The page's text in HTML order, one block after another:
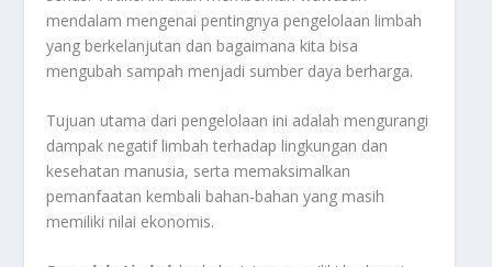
mendalam mengenai pentingnya pengelolaan limbah
yang berkelanjutan dan bagaimana kita bisa
mengubah sampah menjadi sumber daya berharga.
Tujuan utama dari pengelolaan ini adalah mengurangi
dampak negatif limbah terhadap lingkungan dan
kesehatan manusia, serta memaksimalkan
pemanfaatan kembali bahan-bahan yang masih
memiliki nilai ekonomis.